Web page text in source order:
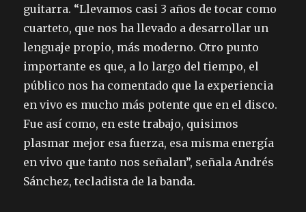
guitarra. “Llevamos casi 3 años de tocar como
cuarteto, que nos ha llevado a desarrollar un
lenguaje propio, más moderno. Otro punto
importante es que, a lo largo del tiempo, el
público nos ha comentado que la experiencia
en vivo es mucho más potente que en el disco.
Fue así como, en este trabajo, quisimos
plasmar mejor esa fuerza, esa misma energía
en vivo que tanto nos señalan”, señala Andrés
Sánchez, tecladista de la banda.